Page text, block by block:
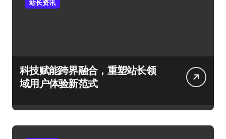
站长资讯
科技赋能跨界融合，重塑站长领
域用户体验新范式